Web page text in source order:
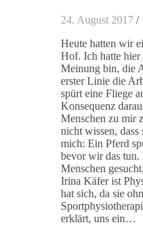
24. August 2017 /
Heute hatten wir
Hof. Ich hatte hier
Meinung bin, die
erster Linie die
spürt eine Fliege
Konsequenz
Menschen zu mir
nicht wissen,
mich: Ein Pferd
bevor wir das tun.
Menschen
Irina Käfer ist
hat sich, da sie
erklärt, uns ein…